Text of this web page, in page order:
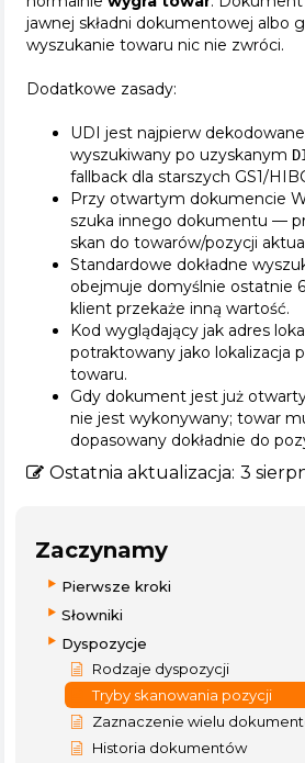
Zaczynamy
Pierwsze kroki
Słowniki
Dyspozycje
Rodzaje dyspozycji
Tryby skanowania pozycji
Zaznaczenie wielu
Historia dokumentów
jawnej składni dokumentowej albo
wyszukanie towaru nic nie zwróci.
Dodatkowe zasady:
UDI jest najpierw
wyszukiwany po uzyskanym
fallback dla starszych GS1/
Przy otwartym dokumencie
szuka innego dokumentu —
skan do towarów/pozycji
Standardowe dokładne
obejmuje domyślnie ostatnie
klient przekaże inną wartość.
Kod wyglądający jak adres
potraktowany jako lokalizacja
towaru.
Gdy dokument jest już
nie jest wykonywany; towar
dopasowany dokładnie do
Ostatnia aktualizacja: 3